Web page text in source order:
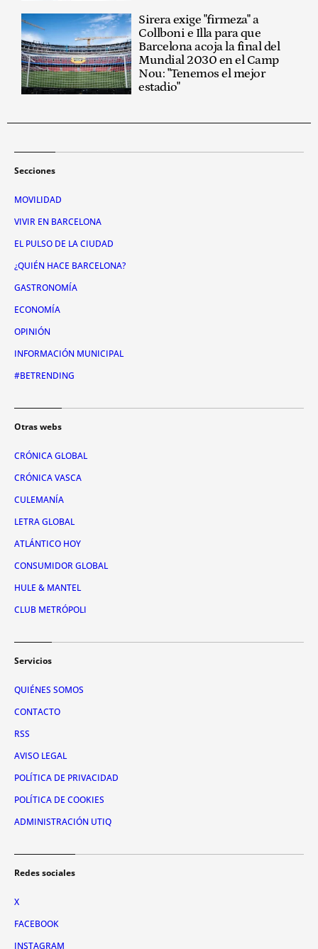
Sirera exige "firmeza" a
Collboni e Illa para que
Barcelona acoja la final del
Mundial 2030 en el Camp
Nou: "Tenemos el mejor
estadio"
Secciones
MOVILIDAD
VIVIR EN BARCELONA
EL PULSO DE LA CIUDAD
¿QUIÉN HACE BARCELONA?
GASTRONOMÍA
ECONOMÍA
OPINIÓN
INFORMACIÓN MUNICIPAL
#BETRENDING
Otras webs
CRÓNICA GLOBAL
CRÓNICA VASCA
CULEMANÍA
LETRA GLOBAL
ATLÁNTICO HOY
CONSUMIDOR GLOBAL
HULE & MANTEL
CLUB METRÓPOLI
Servicios
QUIÉNES SOMOS
CONTACTO
RSS
AVISO LEGAL
POLÍTICA DE PRIVACIDAD
POLÍTICA DE COOKIES
ADMINISTRACIÓN UTIQ
Redes sociales
X
FACEBOOK
INSTAGRAM